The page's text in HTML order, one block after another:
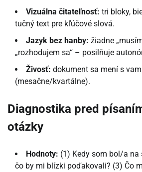
Vizuálna čitateľnosť: tri bloky,
tučný text pre kľúčové slová.
Jazyk bez hanby: žiadne
„rozhodujem sa“ – posilňuje
Živosť: dokument sa mení s
(mesačne/kvartálne).
Diagnostika pred
otázky
Hodnoty: (1) Kedy som bol/a na
čo by mi blízki poďakovali? (3) Čo